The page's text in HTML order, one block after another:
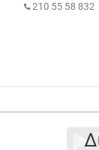
210 55 58 832